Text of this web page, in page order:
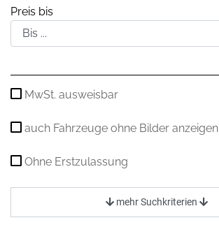
Preis bis
MwSt. ausweisbar
auch Fahrzeuge ohne Bilder anzeigen
Ohne Erstzulassung
mehr Suchkriterien